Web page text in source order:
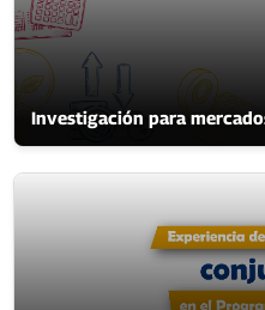
Investigación para